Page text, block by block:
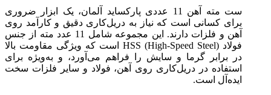
ست مته آهن 11 عددی پارکساید آلمان، یک ابزار ضروری
برای کسانی است که نیاز به دریل‌کاری دقیق و کارآمد روی
آهن و فلزات دارند. این مجموعه شامل 11 عدد مته از جنس
فولاد HSS (High-Speed Steel) است که ویژگی مقاومت بالا
در برابر گرما و سایش را فراهم می‌آورد، و به‌ویژه برای
استفاده در دریل‌کاری روی آهن، فولاد و سایر فلزات سخت
ایده‌آل است.